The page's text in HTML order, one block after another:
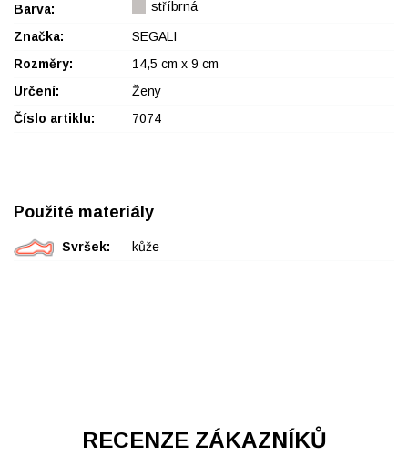
Barva: stříbrná
Značka:
SEGALI
Rozměry:
14,5 cm x 9 cm
Určení:
Ženy
Číslo artiklu:
7074
Použité materiály
Svršek: kůže
RECENZE ZÁKAZNÍKŮ